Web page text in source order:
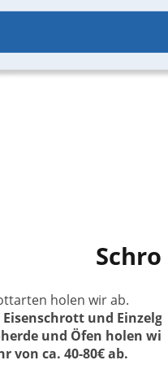
holen wir ab.
und
und Öfen holen
von ca. 40-80€ ab.